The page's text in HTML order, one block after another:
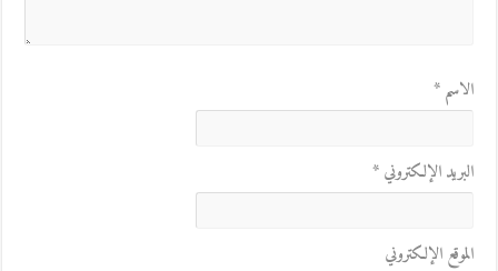
الاسم*
البريد الإلكتروني*
الموقع الإلكتروني